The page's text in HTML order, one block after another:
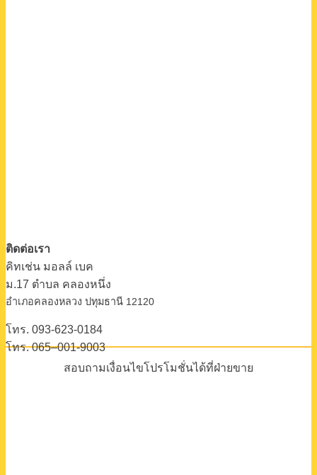
ติดต่อเรา
คิทเช่น มอลล์ เบค
ม.17 ตําบล คลองหนึ่ง
อําเภอคลองหลวง ปทุมธานี 12120
โทร. 093-623-0184
โทร. 065–001-9003
สอบถามเงื่อนไขโปรโมชั่นได้ที่ฝ่ายขาย